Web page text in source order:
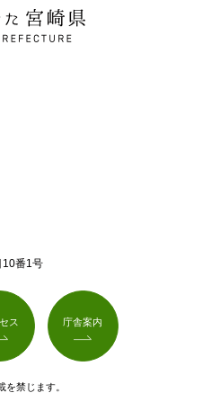
崎県
番1号
ス 庁舎案内
禁じます。